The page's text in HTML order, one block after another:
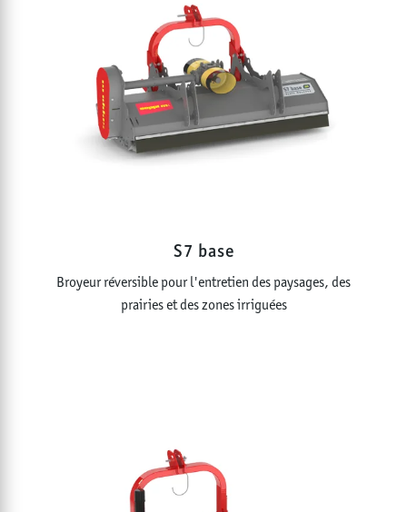
S7 base
Broyeur réversible pour l'entretien des paysages, des
prairies et des zones irriguées